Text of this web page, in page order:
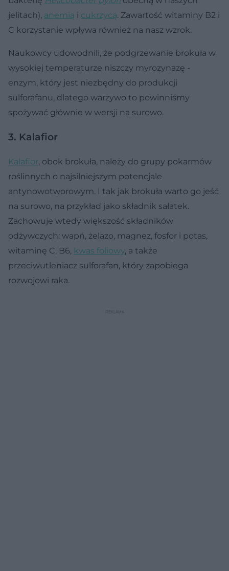
jelitach), anemią i cukrzycą. Zawartość witaminy B2 i
C korzystanie wpływa również na nasz wzrok.
Naukowcy udowodnili, że podgrzewanie brokuła w
wysokiej temperaturze niszczy myrozynazę -
enzym, który jest niezbędny do produkcji
sulforafanu, dlatego warzywo to powinniśmy
spożywać głównie w wersji na surowo.
3. Kalafior
Kalafior, obok brokuła, należy do grupy pokarmów
roślinnych o najsilniejszym potencjale
antynowotworowym. I tak jak brokuła warto go jeść
na surowo, na przykład jako składnik sałatek.
Zachowuje wtedy większość składników
odżywczych: wapń, żelazo, magnez, fosfor i potas,
witaminę C, B6, kwas foliowy, a także
przeciwutleniacz sulforafan, który zapobiega
rozwojowi raka.